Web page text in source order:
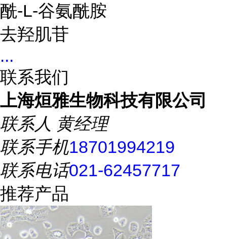
酰-L-谷氨酰胺
去羟肌苷
...
联系我们
上海烜雅生物科技有限公司
联系人 黄经理
联系手机18701994219
联系电话021-62457717
推荐产品